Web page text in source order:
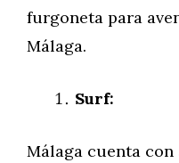
furgoneta para
Málaga.
Surf:
Málaga cuenta